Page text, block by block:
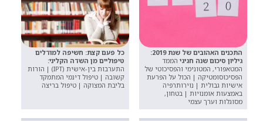
התכנים האהובים של שנת 2019:
גיליון סיכום שנה חגיגי הממד
המטאפורי, המטונימי והפסיכוטי של
הפסיכוסומטיקה | הכול על הפרעת
אישיות גבולית | נוירותרפיה
באמצעות אומנויות | בטחון,
מסוגלות וערך עצמי
כל פעם קצת: חשיפה למודלים
טיפוליים מן השדה הקליני:
התערבות בין-אישית (IPT) | הורות
קשובה | טיפול דינמי המתמקד
בליבת המצוקה | טיפול בריצה